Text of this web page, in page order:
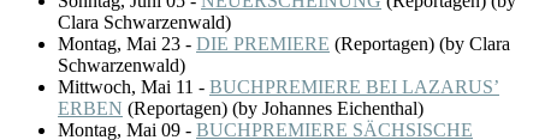
Clara Schwarzenwald)
Montag, Mai 23 - DIE PREMIERE (Reportagen) (by Clara
Schwarzenwald)
Mittwoch, Mai 11 - BUCHPREMIERE BEI LAZARUSʼ
ERBEN (Reportagen) (by Johannes Eichenthal)
Montag, Mai 09 - BUCHPREMIERE SÄCHSISCHE